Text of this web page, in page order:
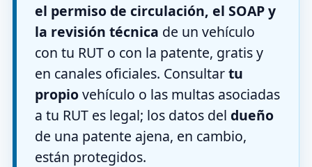
el permiso de circulación, el SOAP y
la revisión técnica de un vehículo
con tu RUT o con la patente, gratis y
en canales oficiales. Consultartu
propiovehículo o las multas asociadas
a tu RUT es legal; los datos del dueño
de una patente ajena, en cambio,
están protegidos.